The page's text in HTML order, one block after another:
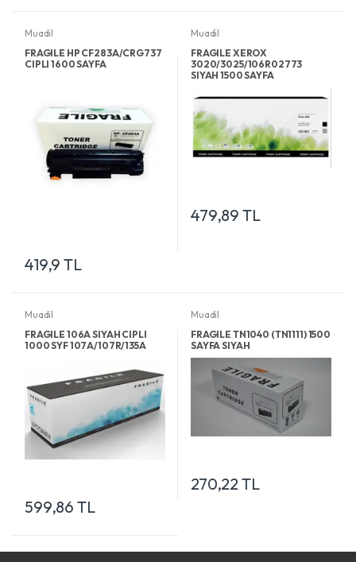
Muadil
FRAGILE HP CF283A/CRG737
CIPLI 1600 SAYFA
419,9 TL
Muadil
FRAGILE XEROX
3020/3025/106R02773
SIYAH 1500 SAYFA
479,89 TL
Muadil
FRAGILE 106A SIYAH CIPLI
1000 SYF 107A/107R/135A
599,86 TL
Muadil
FRAGILE TN1040 (TN1111) 1500
SAYFA SIYAH
270,22 TL